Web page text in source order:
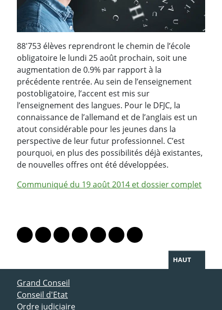
88'753 élèves reprendront le chemin de l’école
obligatoire le lundi 25 août prochain, soit une
augmentation de 0.9% par rapport à la
précédente rentrée. Au sein de l’enseignement
postobligatoire, l’accent est mis sur
l’enseignement des langues. Pour le DFJC, la
connaissance de l’allemand et de l’anglais est un
atout considérable pour les jeunes dans la
perspective de leur futur professionnel. C’est
pourquoi, en plus des possibilités déjà existantes,
de nouvelles offres ont été développées.
Communiqué du 19 août 2014 et dossier complet
Lien vers le profil Mastodon
Lien vers le profil Bluesky
Lien vers le profil Instagram
Lien vers le profil Linkedin
Lien vers le profil Facebook
Lien vers le profil Twitter
Partager par WhatsApp
HAUT
ACCÈS DIRECT
Grand Conseil
Conseil d'Etat
Ordre judiciaire